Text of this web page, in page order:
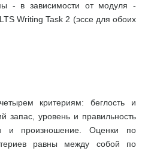
- в зависимости от модуля -
Writing Task 2 (эcce для обоих
критериям: беглость и
запас, уровень и правильность
и произношение. Оценки по
равны между собой по